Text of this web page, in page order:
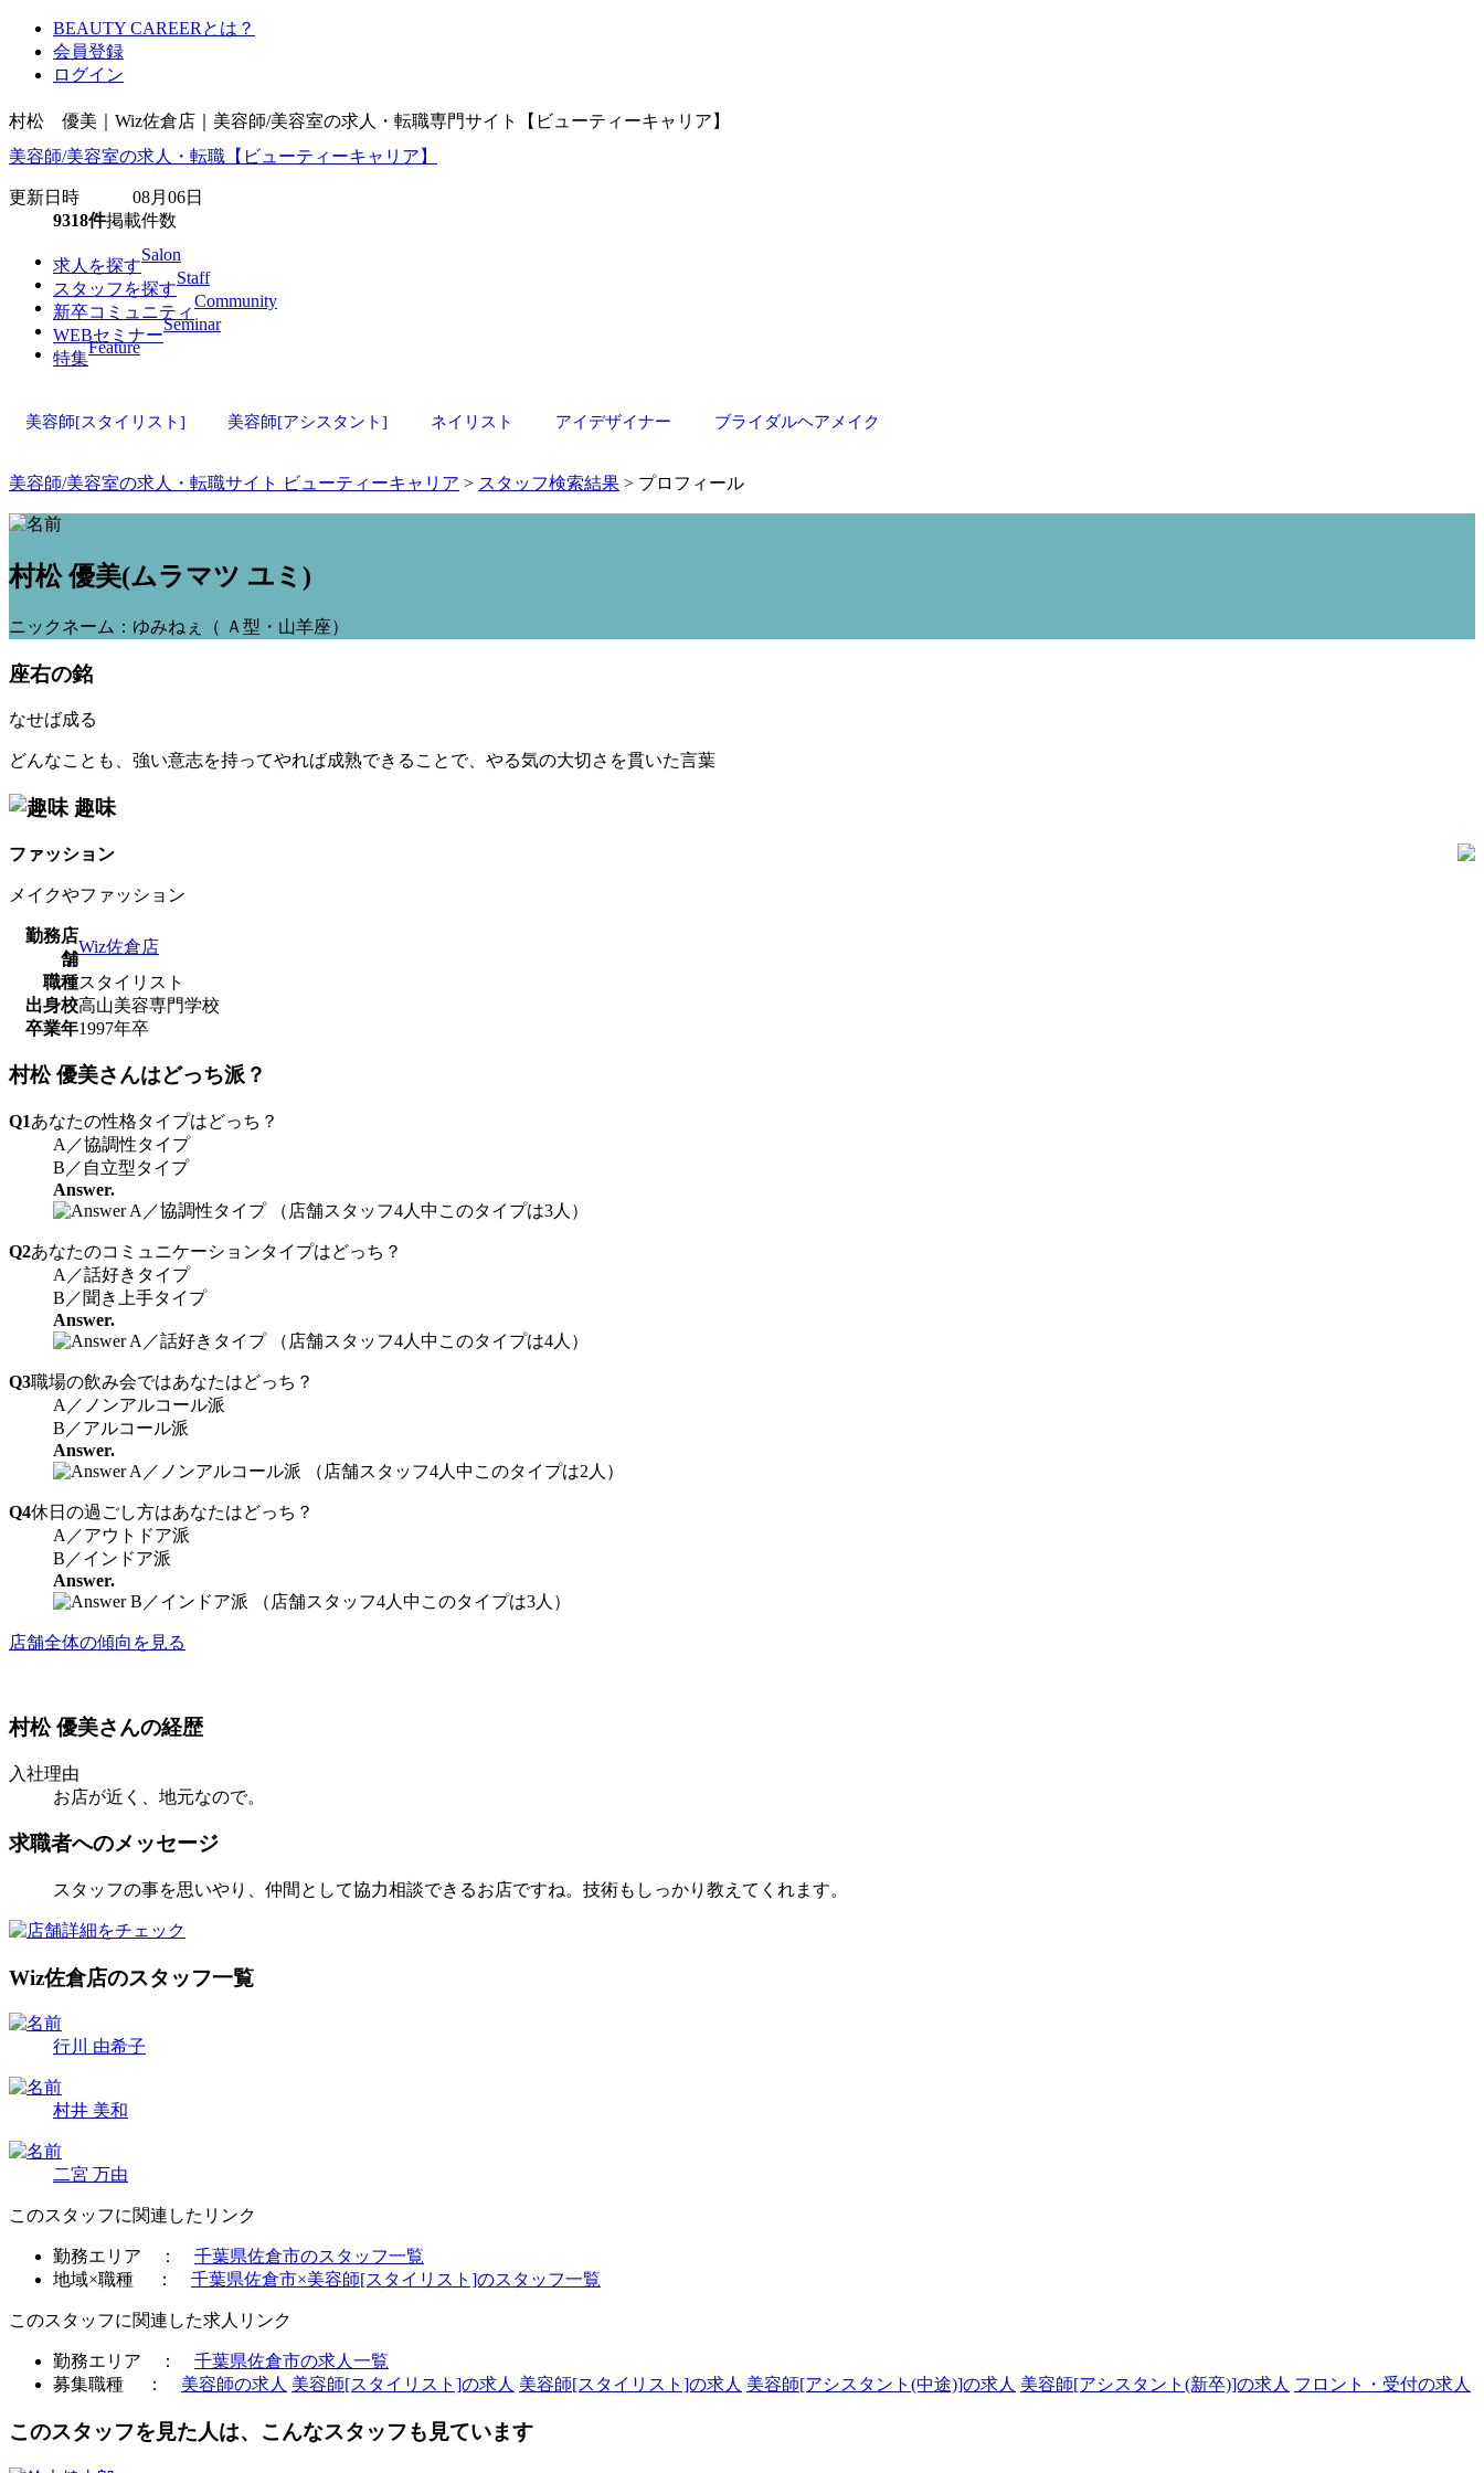
BEAUTY CAREERとは？
会員登録
ログイン
村松 優美｜Wiz佐倉店｜美容師/美容室の求人・転職専門サイト【ビューティーキャリア】
美容師/美容室の求人・転職【ビューティーキャリア】
更新日時 08月06日
9318件掲載件数
求人を探す
Salon
スタッフを探す
Staff
新卒コミュニティ
Community
WEBセミナー
Seminar
特集
Feature
美容師[スタイリスト] 美容師[アシスタント] ネイリスト アイデザイナー ブライダルヘアメイク
美容師/美容室の求人・転職サイト ビューティーキャリア > スタッフ検索結果 > プロフィール
村松 優美(ムラマツ ユミ)
ニックネーム：ゆみねぇ（ Ａ型・山羊座）
座右の銘
なせば成る
どんなことも、強い意志を持ってやれば成熟できることで、やる気の大切さを貫いた言葉
趣味
ファッション
メイクやファッション
勤務店
舗
Wiz佐倉店
職種スタイリスト
出身校高山美容専門学校
卒業年1997年卒
村松 優美さんはどっち派？
Q1あなたの性格タイプはどっち？
A／協調性タイプ
B／自立型タイプ
Answer.
A／協調性タイプ （店舗スタッフ4人中このタイプは3人）
Q2あなたのコミュニケーションタイプはどっち？
A／話好きタイプ
B／聞き上手タイプ
Answer.
A／話好きタイプ （店舗スタッフ4人中このタイプは4人）
Q3職場の飲み会ではあなたはどっち？
A／ノンアルコール派
B／アルコール派
Answer.
A／ノンアルコール派 （店舗スタッフ4人中このタイプは2人）
Q4休日の過ごし方はあなたはどっち？
A／アウトドア派
B／インドア派
Answer.
B／インドア派 （店舗スタッフ4人中このタイプは3人）
店舗全体の傾向を見る
村松 優美さんの経歴
入社理由
お店が近く、地元なので。
求職者へのメッセージ
スタッフの事を思いやり、仲間として協力相談できるお店ですね。技術もしっかり教えてくれます。
Wiz佐倉店のスタッフ一覧
行川 由希子
村井 美和
二宮 万由
このスタッフに関連したリンク
勤務エリア ： 千葉県佐倉市のスタッフ一覧
地域×職種 ： 千葉県佐倉市×美容師[スタイリスト]のスタッフ一覧
このスタッフに関連した求人リンク
勤務エリア ： 千葉県佐倉市の求人一覧
募集職種 ： 美容師の求人 美容師[スタイリスト]の求人 美容師[スタイリスト]の求人 美容師[アシスタント(中途)]の求人 美容師[アシスタント(新卒)]の求人 フロント・受付の求人
このスタッフを見た人は、こんなスタッフも見ています